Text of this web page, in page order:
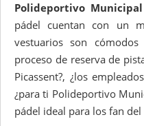
Polideportivo
pádel cuentan con un
vestuarios son
proceso de reserva de
Picassent?, ¿los
¿para ti Polideportivo
pádel ideal para los fan del